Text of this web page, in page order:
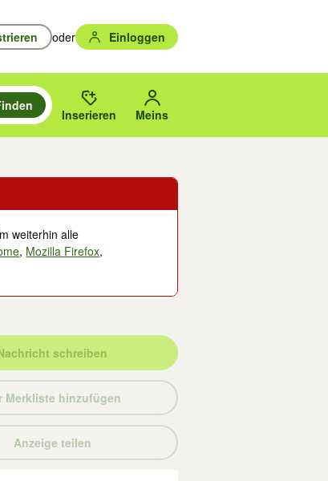
oder Einloggen
und mit Eingabetaste auswählen.
suchen, oder Vorschläge mit den Pfeiltasten nach oben/
Orts oder PLZ.
Inserieren Meins
weiterhin alle
, Mozilla Firefox,
schreiben
Merkliste hinzufügen
Anzeige teilen